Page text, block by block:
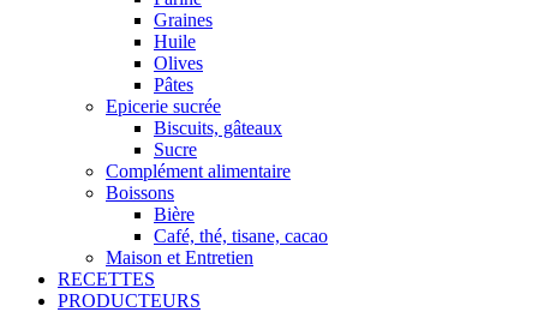
Graines
Huile
Olives
Pâtes
Epicerie sucrée
Biscuits, gâteaux
Sucre
Complément alimentaire
Boissons
Bière
Café, thé, tisane, cacao
Maison et Entretien
RECETTES
PRODUCTEURS